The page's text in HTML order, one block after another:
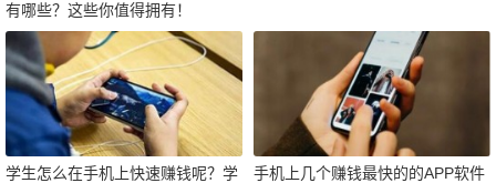
有哪些？这些你值得拥有！
学生怎么在手机上快速赚钱呢？学
手机上几个赚钱最快的的APP软件